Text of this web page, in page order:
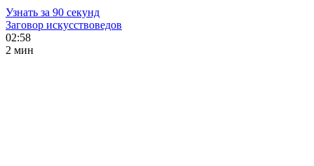
Узнать за 90 секунд
Заговор искусствоведов
02:58
2 мин